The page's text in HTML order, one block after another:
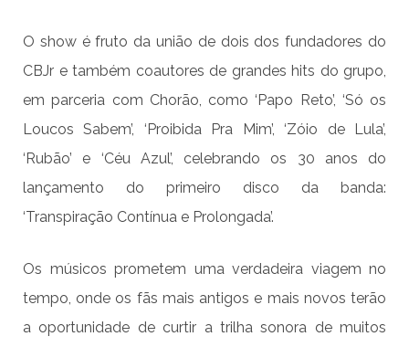
O show é fruto da união de dois dos fundadores do
CBJr e também coautores de grandes hits do grupo,
em parceria com Chorão, como ‘Papo Reto’, ‘Só os
Loucos Sabem’, ‘Proibida Pra Mim’, ‘Zóio de Lula’,
‘Rubão’ e ‘Céu Azul’, celebrando os 30 anos do
lançamento do primeiro disco da banda:
‘Transpiração Contínua e Prolongada’.
Os músicos prometem uma verdadeira viagem no
tempo, onde os fãs mais antigos e mais novos terão
a oportunidade de curtir a trilha sonora de muitos